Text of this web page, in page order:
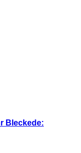
Bleckede: